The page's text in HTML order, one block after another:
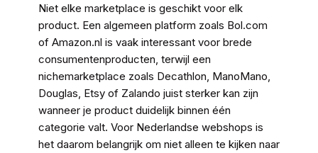
Niet elke marketplace is geschikt voor elk
product. Een algemeen platform zoals Bol.com
of Amazon.nl is vaak interessant voor brede
consumentenproducten, terwijl een
nichemarketplace zoals Decathlon, ManoMano,
Douglas, Etsy of Zalando juist sterker kan zijn
wanneer je product duidelijk binnen één
categorie valt. Voor Nederlandse webshops is
het daarom belangrijk om niet alleen te kijken naar